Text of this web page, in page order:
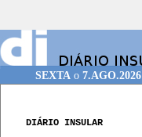
SEXTA o 7.AGO.2026
DIÁRIO INSULAR